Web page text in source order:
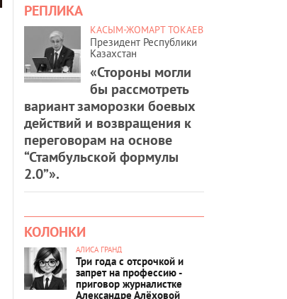
РЕПЛИКА
КАСЫМ-ЖОМАРТ ТОКАЕВ
Президент Республики
Казахстан
«Стороны могли
бы рассмотреть
вариант заморозки боевых
действий и возвращения к
переговорам на основе
“Стамбульской формулы
2.0”».
КОЛОНКИ
АЛИСА ГРАНД
Три года с отсрочкой и
запрет на профессию -
приговор журналистке
Александре Алёховой